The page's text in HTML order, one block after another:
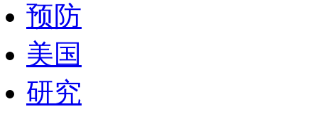
预防
美国
研究